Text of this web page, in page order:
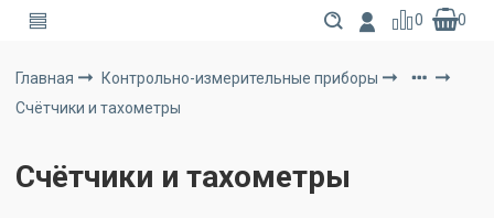
0 0
Главная
Контрольно-измерительные приборы
Счётчики и тахометры
Счётчики и тахометры